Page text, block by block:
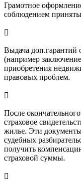
Грамотное
соблюдением

Выдача доп.гарантий
(например
приобретения
правовых проблем.

После
страховое
жилье. Эти
судебных
получить
страховой суммы.
